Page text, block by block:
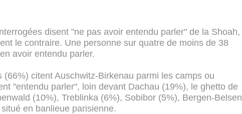
disent "ne pas avoir entendu parler" de la Shoah,
le contraire. Une personne sur quatre de moins de 38
avoir entendu parler.
(66%) citent Auschwitz-Birkenau parmi les camps ou
"entendu parler", loin devant Dachau (19%), le ghetto de
(10%), Treblinka (6%), Sobibor (5%), Bergen-Belsen
en banlieue parisienne.